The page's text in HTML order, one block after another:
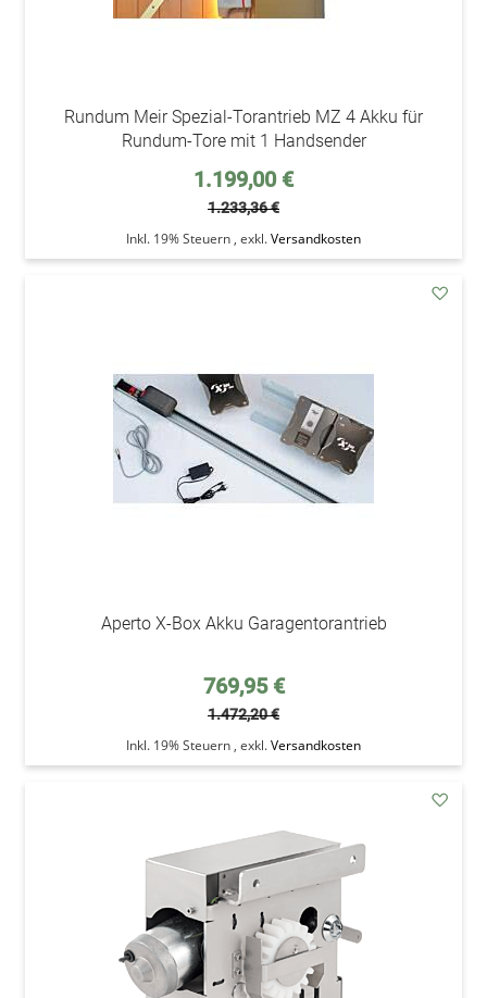
Rundum Meir Spezial-Torantrieb MZ 4 Akku für
Rundum-Tore mit 1 Handsender
Sonderpreis
1.199,00 €
1.233,36 €
Inkl. 19% Steuern , exkl.Versandkosten
Aperto X-Box Akku Garagentorantrieb
Sonderpreis
769,95 €
1.472,20 €
Inkl. 19% Steuern , exkl.Versandkosten